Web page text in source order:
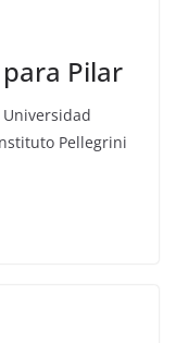
Pilar
Pellegrini